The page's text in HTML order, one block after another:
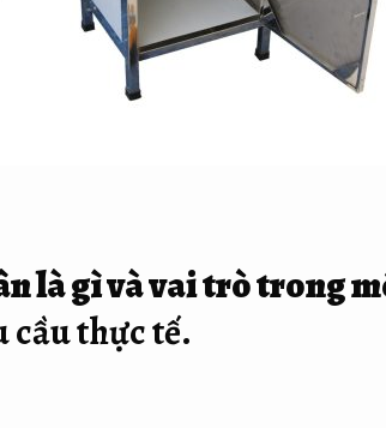
là gì và vai trò trong
cầu thực tế.